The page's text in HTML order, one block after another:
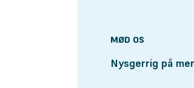
MØD OS
Nysgerrig på